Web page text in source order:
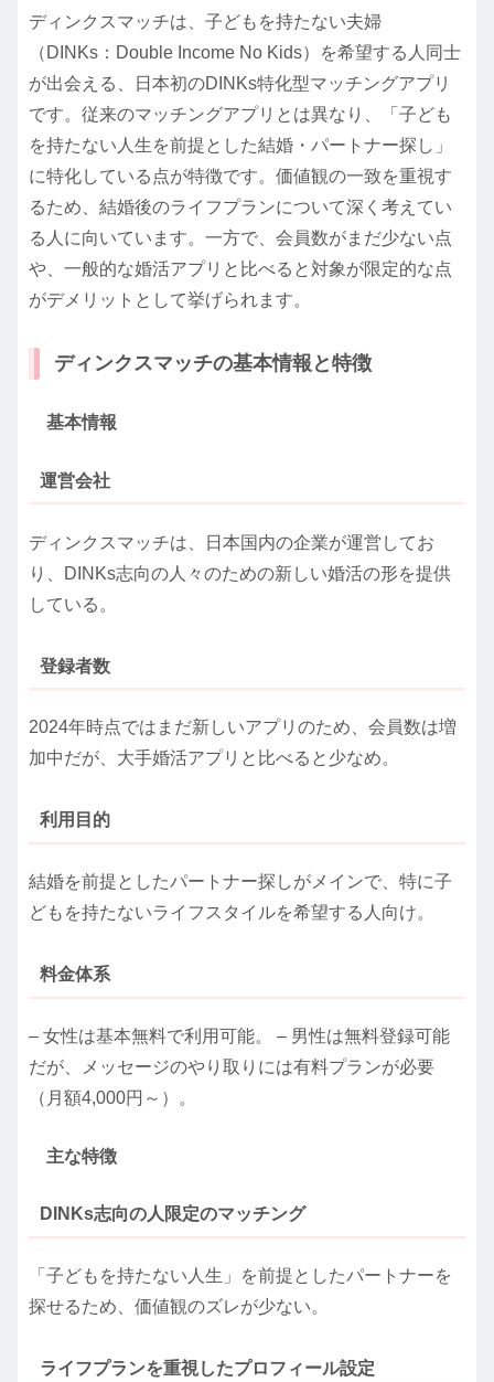
ディンクスマッチは、子どもを持たない夫婦
（DINKs：Double Income No Kids）を希望する人同士
が出会える、日本初のDINKs特化型マッチングアプリ
です。従来のマッチングアプリとは異なり、「子ども
を持たない人生を前提とした結婚・パートナー探し」
に特化している点が特徴です。価値観の一致を重視す
るため、結婚後のライフプランについて深く考えてい
る人に向いています。一方で、会員数がまだ少ない点
や、一般的な婚活アプリと比べると対象が限定的な点
がデメリットとして挙げられます。
ディンクスマッチの基本情報と特徴
基本情報
運営会社
ディンクスマッチは、日本国内の企業が運営してお
り、DINKs志向の人々のための新しい婚活の形を提供
している。
登録者数
2024年時点ではまだ新しいアプリのため、会員数は増
加中だが、大手婚活アプリと比べると少なめ。
利用目的
結婚を前提としたパートナー探しがメインで、特に子
どもを持たないライフスタイルを希望する人向け。
料金体系
– 女性は基本無料で利用可能。 – 男性は無料登録可能
だが、メッセージのやり取りには有料プランが必要
（月額4,000円～）。
主な特徴
DINKs志向の人限定のマッチング
「子どもを持たない人生」を前提としたパートナーを
探せるため、価値観のズレが少ない。
ライフプランを重視したプロフィール設定